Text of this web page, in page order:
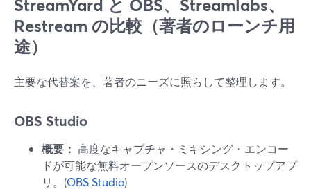
StreamYard と OBS、Streamlabs、
Restream の比較（著者のローンチ用
途）
主要な代替案を、著者のニーズに照らして整理します。
OBS Studio
概要： 高度なキャプチャ・ミキシング・エンコー
ドが可能な無料オープンソースのデスクトップアプ
リ。(OBS Studio)